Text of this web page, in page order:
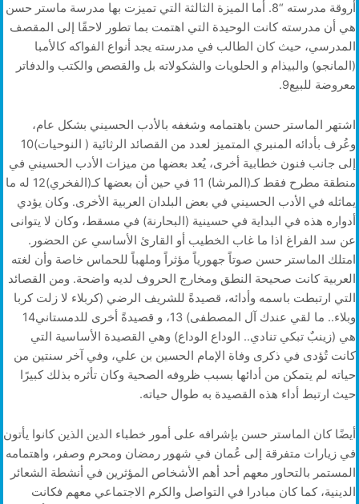
أروقة مدرسته “8. أما الميزة الثالثة التي تميزت بها مدرسة ماستر حسن
هي أن مدرسته كانت الوحيدة التي اهتمت بما تطور لاحقًا إلى المقصف
المدرسي، حيث كان الطالب في مدرسته يجد أنواع الفواكه كالأمبا
(المانجو) والبيذام و الحلويات والشكولاته بل والقصص والكتب والدفاتر
معروضة للبيع9.
اشتهر الماستر حسن باهتمامه وشغفه بالأدب الحسيني بشكل عام،
وعُرف بأدائه المنبري المتميز لعدد من القصائد الرثائية ( النوحيات)10
إلى جانب فنون خطابية أخرى، يُعد بعضها من ميزات الأدب الحسيني في
منطقة مطرح فقط كـ(المرشا) 11 في حين أن بعضها كـ(الفخري)12 له ما
يماثله في الأدب الحسيني في بعض البلدان العربية الأخرى. وكان يؤدي
أدواره هذه في البداية في حسينية (البحارنة) في مسقط، وكان لا يتوانى
عن سد الفراغ اذا ما غاب الخطيب أو القارئ الأساسي عن الحضور.
امتلك الماستر حسن صوتاً جهورياً مؤثراً وملهباً للحماس خاصة وأن لغته
العربية كانت صحيحة النطق ومخارج الحروف لديه واضحة. ومن القصائد
التي ارتبطت باسمه وأدائه، قصيدةً للشريف الرضي (كربلاء لا زلت كربا
وبلاء.. ما لقي عندك آل المصطفى) 13، و قصيدةً أخرى للدمستاني14
هي (زينبٌ تبكي تنادي.. الوداع الوداع) وهي القصيدة الأساسية التي
كانت تُؤدى في ذكرى وفاة الإمام الحسين بن علي، وفي آخر سنتين من
حياته لم يتمكن من أدائها بسبب ظروفه الصحية وكان تأثره بذلك كبيرًا
حيث ارتبط أداء هذه القصيدة به طوال حياته.
أيضًا كان الماستر حسن بإشرافه على أمور خطباء الدين الذين كانوا يأتون
في زيارات متفرقة إلى عُمان في شهور رمضان ومحرم وصفر، واهتمامه
المستمر بالتحاور معهم أحد أهم الأشخاص المؤثرين في أنشطة الشعائر
الدينية، كما كان مبادرا في التواصل والكرم الاجتماعي معهم فكانت